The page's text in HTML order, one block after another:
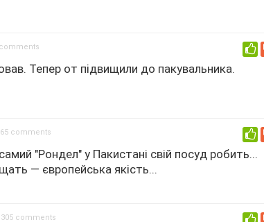
0
Тепер от підвищили до пакувальника.
65 comments 0
"Рондел" у Пакистані свій посуд робить...
— європейська якість...
305 comments 0